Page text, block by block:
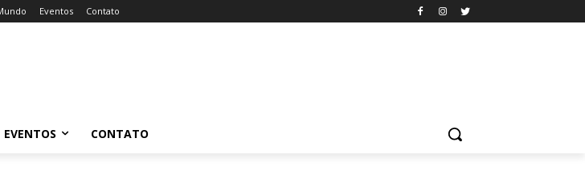
Eventos Contato
EVENTOS CONTATO